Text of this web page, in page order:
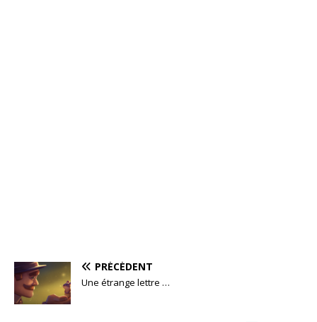
PRÉCÉDENT
Une étrange lettre …